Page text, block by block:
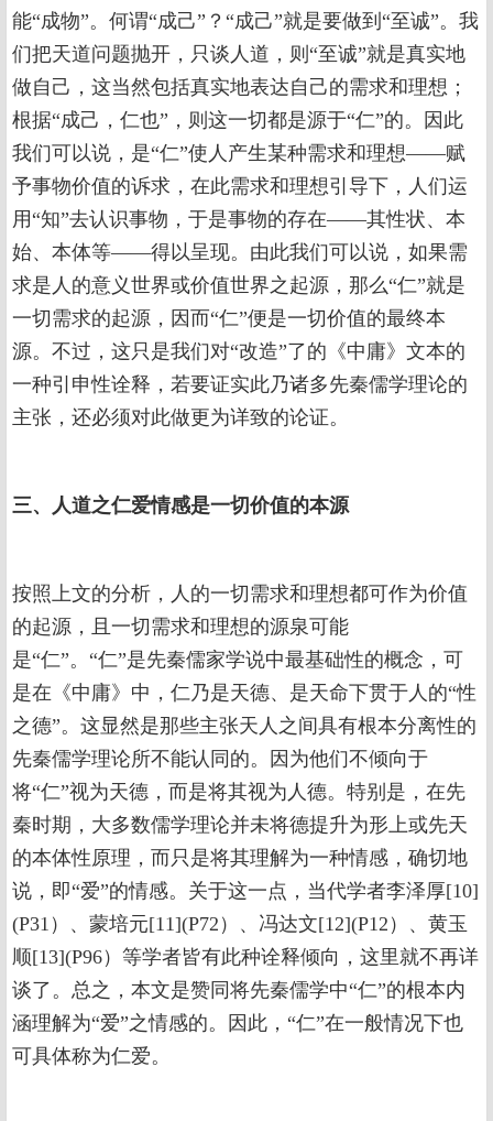
能“成物”。何谓“成己”？“成己”就是要做到“至诚”。我
们把天道问题抛开，只谈人道，则“至诚”就是真实地
做自己，这当然包括真实地表达自己的需求和理想；
根据“成己，仁也”，则这一切都是源于“仁”的。因此
我们可以说，是“仁”使人产生某种需求和理想——赋
予事物价值的诉求，在此需求和理想引导下，人们运
用“知”去认识事物，于是事物的存在——其性状、本
始、本体等——得以呈现。由此我们可以说，如果需
求是人的意义世界或价值世界之起源，那么“仁”就是
一切需求的起源，因而“仁”便是一切价值的最终本
源。不过，这只是我们对“改造”了的《中庸》文本的
一种引申性诠释，若要证实此乃诸多先秦儒学理论的
主张，还必须对此做更为详致的论证。
三、人道之仁爱情感是一切价值的本源
按照上文的分析，人的一切需求和理想都可作为价值
的起源，且一切需求和理想的源泉可能
是“仁”。“仁”是先秦儒家学说中最基础性的概念，可
是在《中庸》中，仁乃是天德、是天命下贯于人的“性
之德”。这显然是那些主张天人之间具有根本分离性的
先秦儒学理论所不能认同的。因为他们不倾向于
将“仁”视为天德，而是将其视为人德。特别是，在先
秦时期，大多数儒学理论并未将德提升为形上或先天
的本体性原理，而只是将其理解为一种情感，确切地
说，即“爱”的情感。关于这一点，当代学者李泽厚[10]
(P31）、蒙培元[11](P72）、冯达文[12](P12）、黄玉
顺[13](P96）等学者皆有此种诠释倾向，这里就不再详
谈了。总之，本文是赞同将先秦儒学中“仁”的根本内
涵理解为“爱”之情感的。因此，“仁”在一般情况下也
可具体称为仁爱。